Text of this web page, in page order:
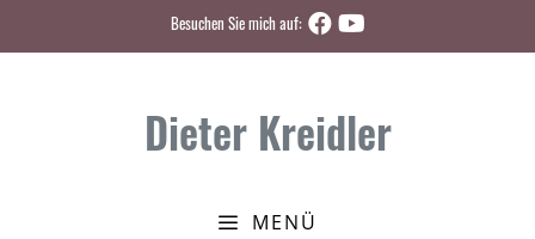
Besuchen Sie mich auf:
Dieter Kreidler
MENÜ